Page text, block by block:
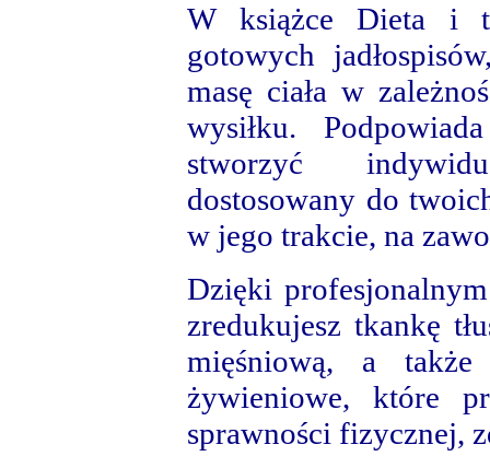
W książce Dieta i
gotowych
masę ciała w
wysiłku.
stworzyć
dostosowany do
w jego trakcie, na
Dzięki
zredukujesz tkankę
mięśniową, a
żywieniowe, które
sprawności fizycznej,